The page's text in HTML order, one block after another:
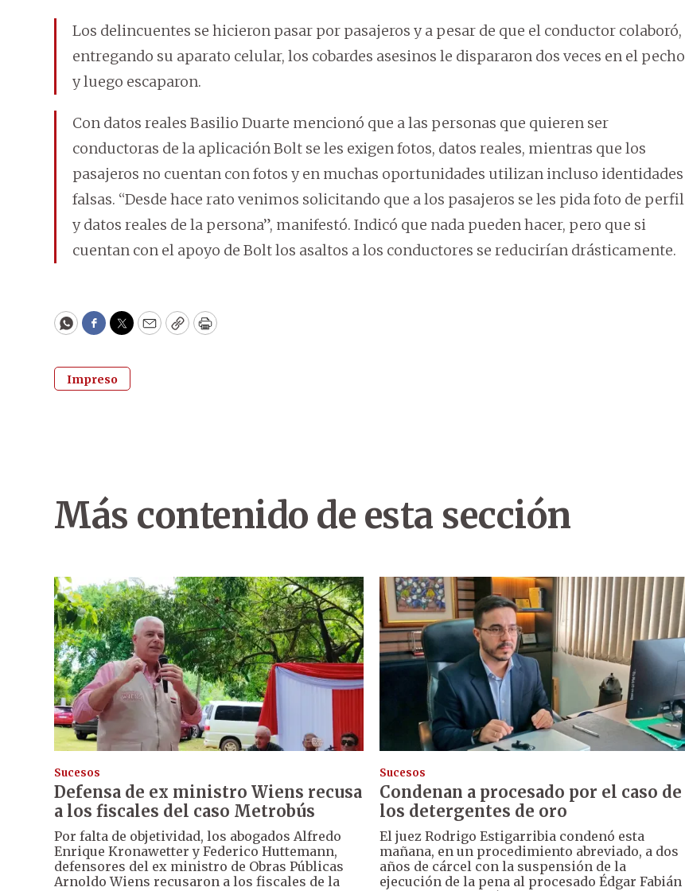
Los delincuentes se hicieron pasar por pasajeros y a pesar de que el conductor colaboró,
entregando su aparato celular, los cobardes asesinos le dispararon dos veces en el pecho
y luego escaparon.
Con datos reales Basilio Duarte mencionó que a las personas que quieren ser
conductoras de la aplicación Bolt se les exigen fotos, datos reales, mientras que los
pasajeros no cuentan con fotos y en muchas oportunidades utilizan incluso identidades
falsas. “Desde hace rato venimos solicitando que a los pasajeros se les pida foto de perfil
y datos reales de la persona”, manifestó. Indicó que nada pueden hacer, pero que si
cuentan con el apoyo de Bolt los asaltos a los conductores se reducirían drásticamente.
WhatsApp
Facebook
Twitter
EmailCopyPrint
Impreso
Más contenido de esta sección
Sucesos
Defensa de ex ministro Wiens recusa
a los fiscales del caso Metrobús
Por falta de objetividad, los abogados Alfredo
Enrique Kronawetter y Federico Huttemann,
defensores del ex ministro de Obras Públicas
Arnoldo Wiens recusaron a los fiscales de la
Sucesos
Condenan a procesado por el caso de
los detergentes de oro
El juez Rodrigo Estigarribia condenó esta
mañana, en un procedimiento abreviado, a dos
años de cárcel con la suspensión de la
ejecución de la pena al procesado Édgar Fabián